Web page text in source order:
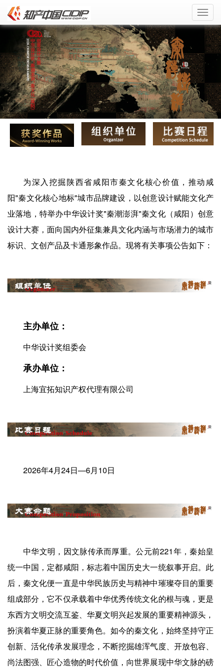
为深入挖掘陕西省咸阳市秦文化核心价值，推动咸
阳"秦文化核心地标"城市品牌建设，以创意设计赋能文化产
业落地，特举办中华设计奖"秦潮澎湃"秦文化（咸阳）创意
设计大赛，面向国内外征集兼具文化内涵与市场潜力的城市
标识、文创产品及卡通形象作品。现将有关事项公告如下：
主办单位：
中华设计奖组委会
承办单位：
上海宜拓知识产权代理有限公司
2026年4月24日—6月10日
中华文明，因文脉传承而厚重。公元前221年，秦始皇
统一中国，定都咸阳，标志着中国历史大一统叙事开启。此
后，秦文化便一直是中华民族历史与精神中璀璨夺目的重要
组成部分，它不仅承载着中华优秀传统文化的根与魂，更是
东西方文明交流互鉴、华夏文明兴起发展的重要精神源头，
扮演着华夏正脉的重要角色。如今的秦文化，始终坚持守正
创新、活化传承发展理念，不断挖掘雄浑气度、开放包容、
尚法图强、匠心造物的时代价值，向世界展现中华文脉的磅